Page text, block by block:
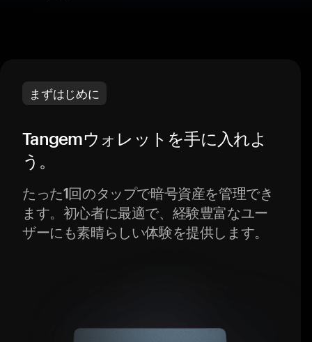
まずはじめに
Tangemウォレットを手に入れよ
う。
たった1回のタップで暗号資産を管理でき
ます。初心者に最適で、経験豊富なユー
ザーにも素晴らしい体験を提供します。